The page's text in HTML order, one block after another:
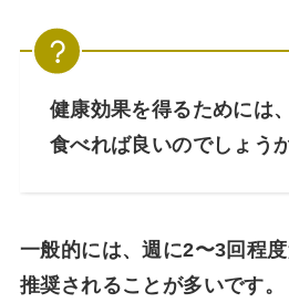
健康効果を得るためには
食べれば良いのでしょうか
一般的には、週に2〜3回程
推奨されることが多いです。